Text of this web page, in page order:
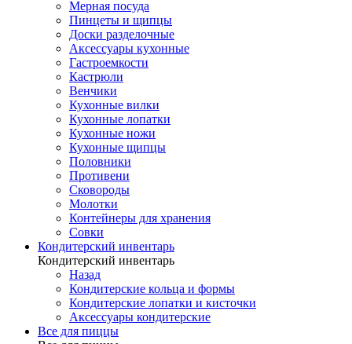
Мерная посуда
Пинцеты и щипцы
Доски разделочные
Аксессуары кухонные
Гастроемкости
Кастрюли
Венчики
Кухонные вилки
Кухонные лопатки
Кухонные ножи
Кухонные щипцы
Половники
Противени
Сковороды
Молотки
Контейнеры для хранения
Совки
Кондитерский инвентарь
Кондитерский инвентарь
Назад
Кондитерские кольца и формы
Кондитерские лопатки и кисточки
Аксессуары кондитерские
Все для пиццы